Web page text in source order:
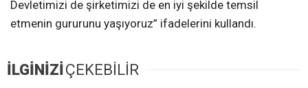
Devletimizi de şirketimizi de en iyi şekilde temsil
etmenin gururunu yaşıyoruz” ifadelerini kullandı.
İLGİNİZİ ÇEKEBİLİR